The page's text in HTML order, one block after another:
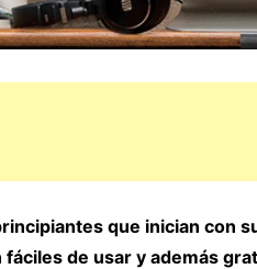
que inician con
de usar y además